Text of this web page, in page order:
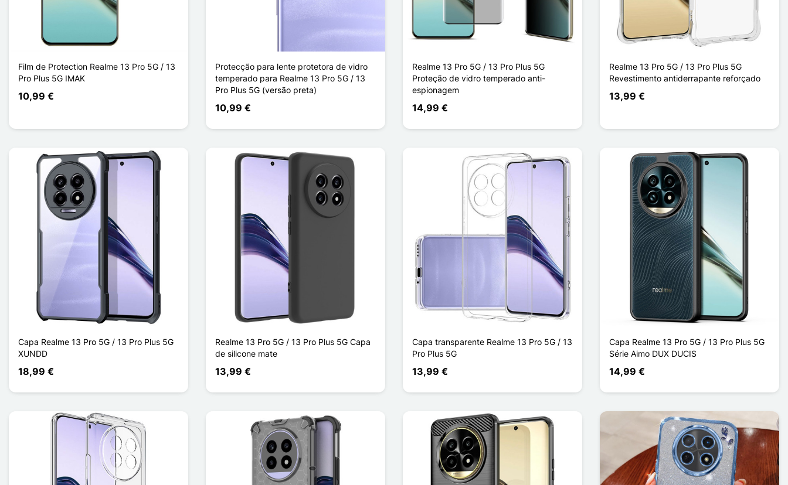
Film de Protection Realme 13 Pro 5G / 13
Pro Plus 5G IMAK
10,99 €
Protecção para lente protetora de vidro
temperado para Realme 13 Pro 5G / 13
Pro Plus 5G (versão preta)
10,99 €
Realme 13 Pro 5G / 13 Pro Plus 5G
Proteção de vidro temperado anti-
espionagem
14,99 €
Realme 13 Pro 5G / 13 Pro Plus 5G
Revestimento antiderrapante reforçado
13,99 €
Capa Realme 13 Pro 5G / 13 Pro Plus 5G
XUNDD
18,99 €
Realme 13 Pro 5G / 13 Pro Plus 5G Capa
de silicone mate
13,99 €
Capa transparente Realme 13 Pro 5G / 13
Pro Plus 5G
13,99 €
Capa Realme 13 Pro 5G / 13 Pro Plus 5G
Série Aimo DUX DUCIS
14,99 €